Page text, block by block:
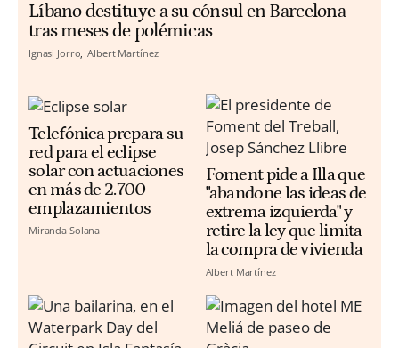
Líbano destituye a su cónsul en Barcelona
tras meses de polémicas
Ignasi Jorro Albert Martínez
Telefónica prepara su
red para el eclipse
solar con actuaciones
en más de 2.700
emplazamientos
Miranda Solana
Foment pide a Illa que
"abandone las ideas de
extrema izquierda" y
retire la ley que limita
la compra de vivienda
Albert Martínez